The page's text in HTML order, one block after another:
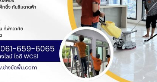
ขัดพื้นหินขัด อบต.แหลมบัวนครปฐม
อ่อน โทร.0616596065 ไลน์ WCS1